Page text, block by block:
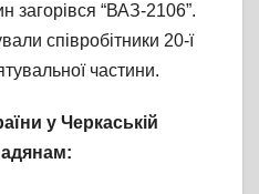
загорівся “ВАЗ-2106”.
співробітники 20-ї
частини.
у Черкаській